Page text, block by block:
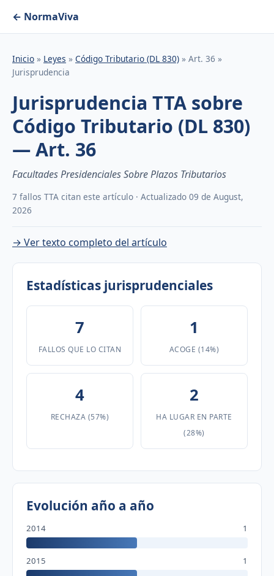
← NormaViva
Inicio » Leyes » Código Tributario (DL 830) » Art. 36 »
Jurisprudencia
Jurisprudencia TTA sobre
Código Tributario (DL 830)
— Art. 36
Facultades Presidenciales Sobre Plazos Tributarios
7 fallos TTA citan este artículo · Actualizado 09 de August,
2026
→ Ver texto completo del artículo
Estadísticas jurisprudenciales
7
FALLOS QUE LO CITAN
1
ACOGE (14%)
4
RECHAZA (57%)
2
HA LUGAR EN PARTE
(28%)
Evolución año a año
2014 1
2015 1